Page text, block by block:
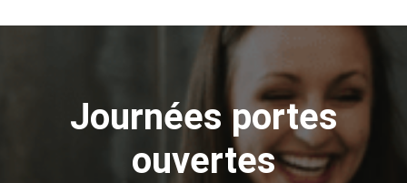
Journées portes
ouvertes